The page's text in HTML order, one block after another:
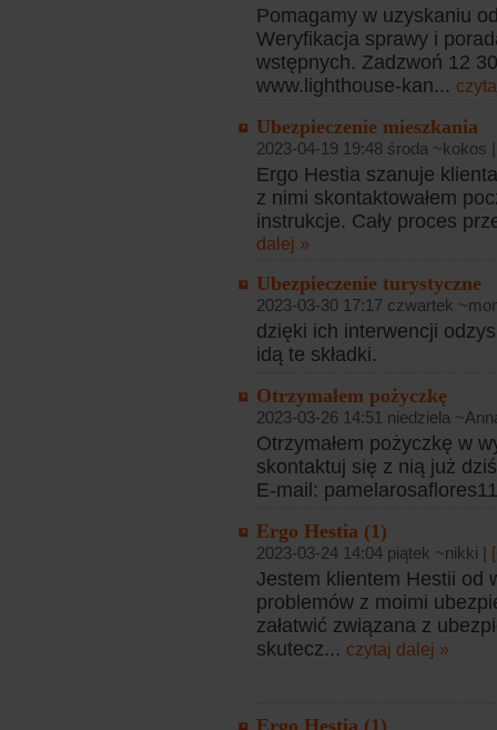
Pomagamy w uzyskaniu
Weryfikacja sprawy i
wstępnych. Zadzwoń 12
www.lighthouse-kan...
Ubezpieczenie mieszkania
2023-04-19 19:48 środa ~kokos
Ergo Hestia szanuje
z nimi skontaktowałem
instrukcje. Cały proces
dalej »
Ubezpieczenie turystyczne
2023-03-30 17:17 czwartek
dzięki ich interwencji
idą te składki.
Otrzymałem pożyczkę
2023-03-26 14:51 niedziela
Otrzymałem pożyczkę w
skontaktuj się z nią już
E-mail:
Ergo Hestia (1)
2023-03-24 14:04 piątek ~nikki |
Jestem klientem Hestii od
problemów z moimi
załatwić związana z
skutecz... czytaj dalej »
Ergo Hestia (1)